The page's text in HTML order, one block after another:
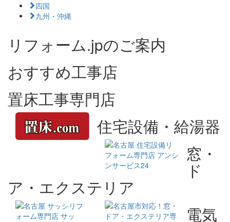
四国
九州・沖縄
リフォーム.jpのご案内
おすすめ工事店
置床工事専門店
住宅設備・給湯器
窓・
ド
ア・エクステリア
電気